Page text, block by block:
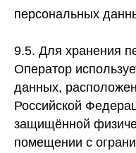
персональных
9.5. Для хранения
Оператор
данных,
Российской
защищённой
помещении с